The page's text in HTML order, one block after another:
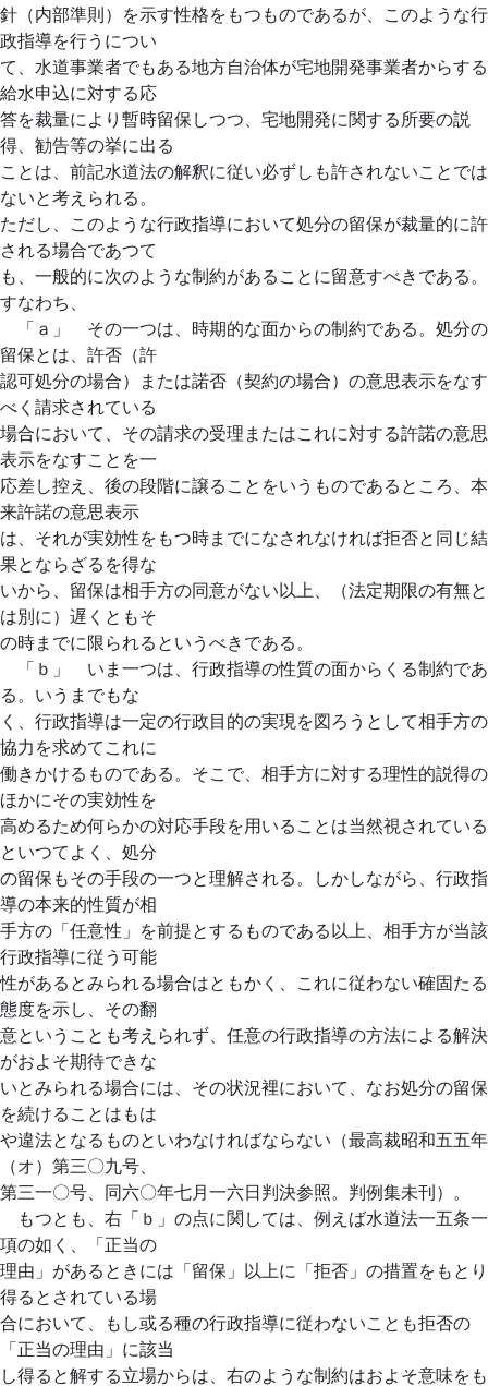
針（内部準則）を示す性格をもつものであるが、このような行
政指導を行うについ
て、水道事業者でもある地方自治体が宅地開発事業者からする
給水申込に対する応
答を裁量により暫時留保しつつ、宅地開発に関する所要の説
得、勧告等の挙に出る
ことは、前記水道法の解釈に従い必ずしも許されないことでは
ないと考えられる。
ただし、このような行政指導において処分の留保が裁量的に許
される場合であつて
も、一般的に次のような制約があることに留意すべきである。
すなわち、
「ａ」 その一つは、時期的な面からの制約である。処分の
留保とは、許否（許
認可処分の場合）または諾否（契約の場合）の意思表示をなす
べく請求されている
場合において、その請求の受理またはこれに対する許諾の意思
表示をなすことを一
応差し控え、後の段階に譲ることをいうものであるところ、本
来許諾の意思表示
は、それが実効性をもつ時までになされなければ拒否と同じ結
果とならざるを得な
いから、留保は相手方の同意がない以上、（法定期限の有無と
は別に）遅くともそ
の時までに限られるというべきである。
「ｂ」 いま一つは、行政指導の性質の面からくる制約であ
る。いうまでもな
く、行政指導は一定の行政目的の実現を図ろうとして相手方の
協力を求めてこれに
働きかけるものである。そこで、相手方に対する理性的説得の
ほかにその実効性を
高めるため何らかの対応手段を用いることは当然視されている
といつてよく、処分
の留保もその手段の一つと理解される。しかしながら、行政指
導の本来的性質が相
手方の「任意性」を前提とするものである以上、相手方が当該
行政指導に従う可能
性があるとみられる場合はともかく、これに従わない確固たる
態度を示し、その翻
意ということも考えられず、任意の行政指導の方法による解決
がおよそ期待できな
いとみられる場合には、その状況裡において、なお処分の留保
を続けることはもは
や違法となるものといわなければならない（最高裁昭和五五年
（オ）第三〇九号、
第三一〇号、同六〇年七月一六日判決参照。判例集未刊）。
もつとも、右「ｂ」の点に関しては、例えば水道法一五条一
項の如く、「正当の
理由」があるときには「留保」以上に「拒否」の措置をもとり
得るとされている場
合において、もし或る種の行政指導に従わないことも拒否の
「正当の理由」に該当
し得ると解する立場からは、右のような制約はおよそ意味をも